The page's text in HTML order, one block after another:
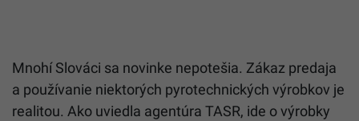
Mnohí Slováci sa novinke nepotešia. Zákaz predaja
a používanie niektorých pyrotechnických výrobkov je
realitou. Ako uviedla agentúra TASR, ide o výrobky